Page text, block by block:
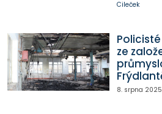
Cileček
ze
8. srpna 2025